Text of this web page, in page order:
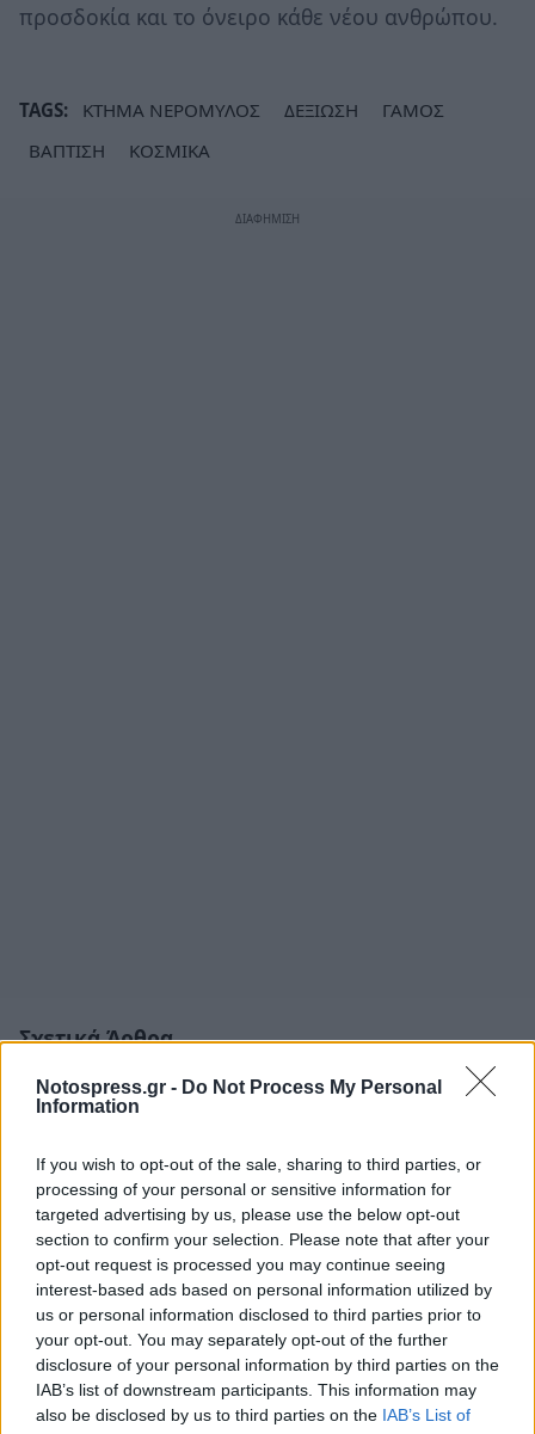
Notospress.gr - Do Not Process My Personal
Information
If you wish to opt-out of the sale, sharing to third parties, or
processing of your personal or sensitive information for
targeted advertising by us, please use the below opt-out
section to confirm your selection. Please note that after your
opt-out request is processed you may continue seeing
interest-based ads based on personal information utilized by
us or personal information disclosed to third parties prior to
your opt-out. You may separately opt-out of the further
disclosure of your personal information by third parties on the
IAB’s list of downstream participants. This information may
also be disclosed by us to third parties on the IAB’s List of
προσδοκία και το όνειρο κάθε νέου ανθρώπου.
TAGS: ΚΤΗΜΑ ΝΕΡΟΜΥΛΟΣ ΔΕΞΙΩΣΗ
ΓΑΜΟΣ
ΒΑΠΤΙΣΗ
ΚΟΣΜΙΚΑ
Σχετικά Άρθρα